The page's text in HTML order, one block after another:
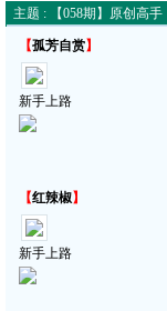
主题 : 【058期】原创高
【孤芳自赏】
新手上路
【红辣椒】
新手上路